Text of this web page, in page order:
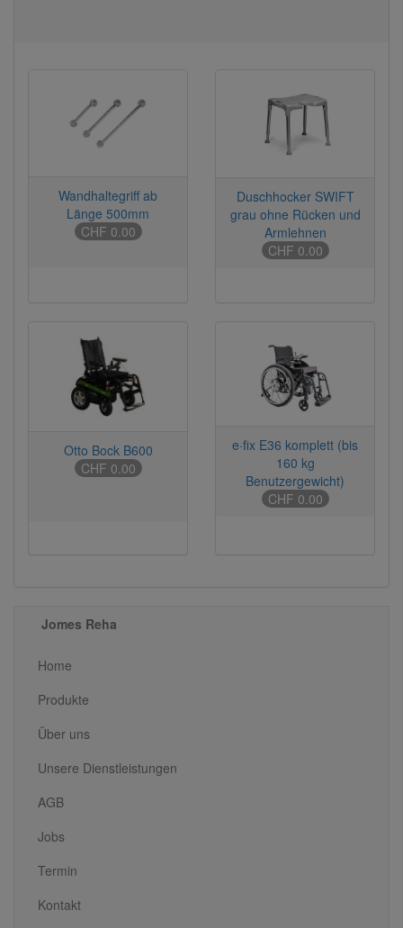
Wandhaltegriff ab
Länge 500mm
CHF 0.00
Duschhocker SWIFT
grau ohne Rücken und
Armlehnen
CHF 0.00
Otto Bock B600
CHF 0.00
e·fix E36 komplett (bis
160 kg
Benutzergewicht)
CHF 0.00
Jomes Reha
Home
Produkte
Über uns
Unsere Dienstleistungen
AGB
Jobs
Termin
Kontakt